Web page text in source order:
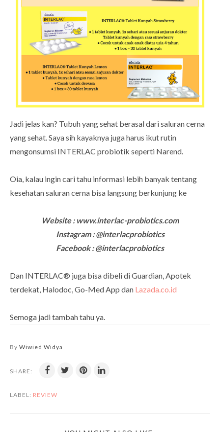
Jadi jelas kan? Tubuh yang sehat berasal dari saluran cerna
yang sehat. Saya sih kayaknya juga harus ikut rutin
mengonsumsi INTERLAC probiotik seperti Narend.
Oia, kalau ingin cari tahu informasi lebih banyak tentang
kesehatan saluran cerna bisa langsung berkunjung ke
Website : www.interlac-probiotics.com
Instagram : @interlacprobiotics
Facebook : @interlacprobiotics
Dan INTERLAC® juga bisa dibeli di Guardian, Apotek
terdekat, Halodoc, Go-Med App dan Lazada.co.id
Semoga jadi tambah tahu ya.
By Wiwied Widya
SHARE:
LABEL: REVIEW